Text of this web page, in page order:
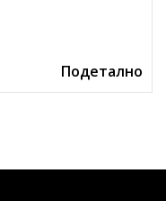
Подетално